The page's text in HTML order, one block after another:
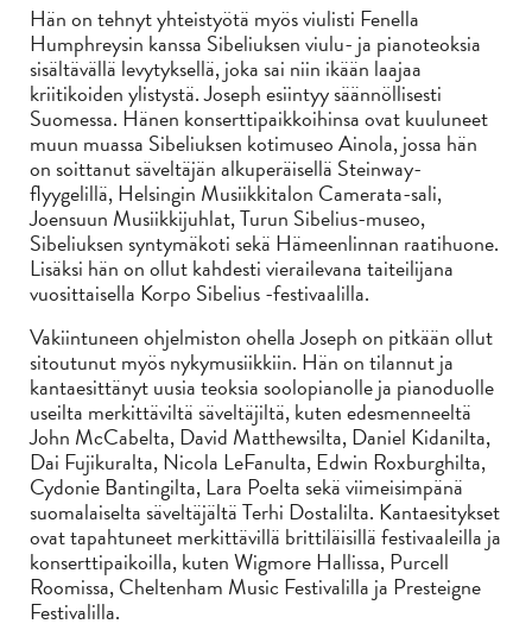
Hän on tehnyt yhteistyötä myös viulisti Fenella
Humphreysin kanssa Sibeliuksen viulu- ja pianoteoksia
sisältävällä levytyksellä, joka sai niin ikään laajaa
kriitikoiden ylistystä. Joseph esiintyy säännöllisesti
Suomessa. Hänen konserttipaikkoihinsa ovat kuuluneet
muun muassa Sibeliuksen kotimuseo Ainola, jossa hän
on soittanut säveltäjän alkuperäisellä Steinway-
flyygelillä, Helsingin Musiikkitalon Camerata-sali,
Joensuun Musiikkijuhlat, Turun Sibelius-museo,
Sibeliuksen syntymäkoti sekä Hämeenlinnan raatihuone.
Lisäksi hän on ollut kahdesti vierailevana taiteilijana
vuosittaisella Korpo Sibelius -festivaalilla.
Vakiintuneen ohjelmiston ohella Joseph on pitkään ollut
sitoutunut myös nykymusiikkiin. Hän on tilannut ja
kantaesittänyt uusia teoksia soolopianolle ja pianoduolle
useilta merkittäviltä säveltäjiltä, kuten edesmenneeltä
John McCabelta, David Matthewsilta, Daniel Kidanilta,
Dai Fujikuralta, Nicola LeFanulta, Edwin Roxburghilta,
Cydonie Bantingilta, Lara Poelta sekä viimeisimpänä
suomalaiselta säveltäjältä Terhi Dostalilta. Kantaesitykset
ovat tapahtuneet merkittävillä brittiläisillä festivaaleilla ja
konserttipaikoilla, kuten Wigmore Hallissa, Purcell
Roomissa, Cheltenham Music Festivalilla ja Presteigne
Festivalilla.